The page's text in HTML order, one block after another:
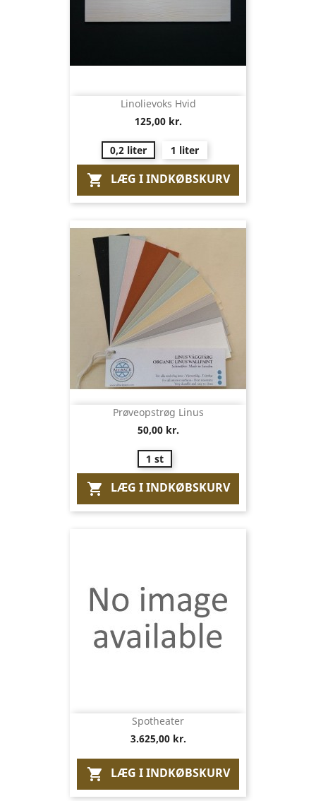
Linolievoks Hvid
125,00 kr.
0,2 liter 1 liter
 LÆG I INDKØBSKURV
Prøveopstrøg Linus
50,00 kr.
1 st
 LÆG I INDKØBSKURV
Spotheater
3.625,00 kr.
 LÆG I INDKØBSKURV